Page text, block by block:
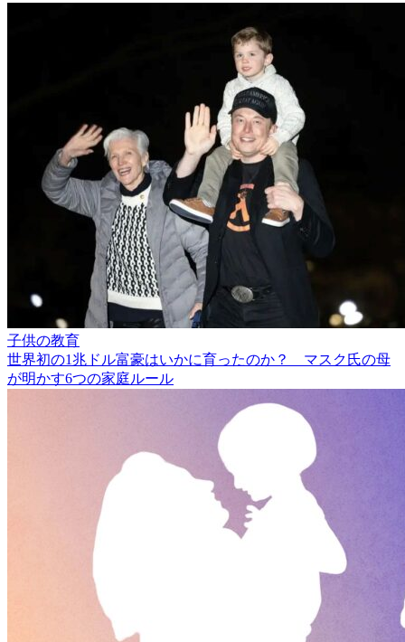
子供の教育
世界初の1兆ドル富豪はいかに育ったのか？ マスク氏の母
が明かす6つの家庭ルール